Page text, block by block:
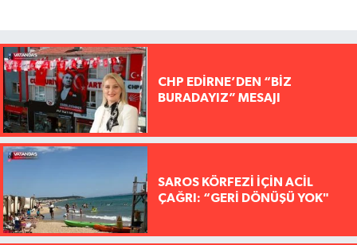
CHP EDİRNE’DEN “BİZ
BURADAYIZ” MESAJI
SAROS KÖRFEZİ İÇİN ACİL
ÇAĞRI: “GERİ DÖNÜŞÜ YOK"